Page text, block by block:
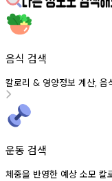
음식 검색
칼로리 & 영양정보 계산, 음
운동 검색
체중을 반영한 예상 소모 칼